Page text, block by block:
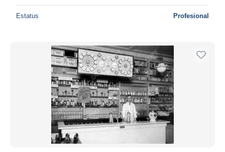
Estatus Profesional